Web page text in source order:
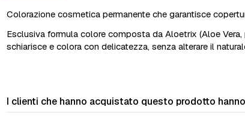
Colorazione cosmetica permanente che garantisce
Esclusiva formula colore composta da Aloetrix (Aloe
schiarisce e colora con delicatezza, senza alterare il
I clienti che hanno acquistato questo prodotto